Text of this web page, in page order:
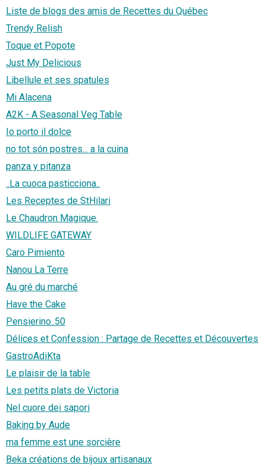
Liste de blogs des amis de Recettes du Québec
Trendy Relish
Toque et Popote
Just My Delicious
Libellule et ses spatules
Mi Alacena
A2K - A Seasonal Veg Table
Io porto il dolce
no tot són postres... a la cuina
panza y pitanza
..La cuoca pasticciona..
Les Receptes de StHilari
Le Chaudron Magique.
WILDLIFE GATEWAY
Caro Pimiento
Nanou La Terre
Au gré du marché
Have the Cake
Pensierino..50
Délices et Confession : Partage de Recettes et Découvertes
GastroAdiKta
Le plaisir de la table
Les petits plats de Victoria
Nel cuore dei sapori
Baking by Aude
ma femme est une sorcière
Beka créations de bijoux artisanaux